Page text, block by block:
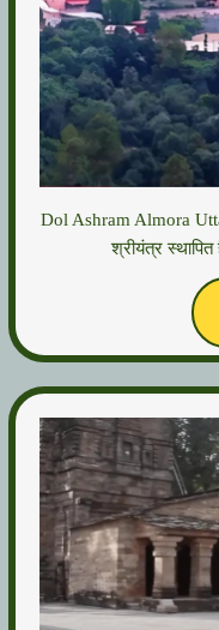
Dol Ashram Almora
श्रीयंत्र